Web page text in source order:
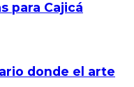
para Cajicá
donde el arte